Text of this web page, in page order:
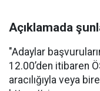
Açıklamada
"Adaylar
12.00’den itibaren
aracılığıyla veya